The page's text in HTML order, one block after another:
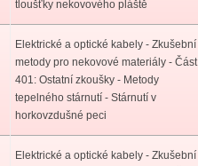
tloušťky nekovového pláště
Elektrické a optické kabely - Zkušební
metody pro nekovové materiály - Část
401: Ostatní zkoušky - Metody
tepelného stárnutí - Stárnutí v
horkovzdušné peci
Elektrické a optické kabely - Zkušební